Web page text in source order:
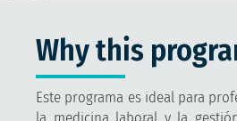
Why this
Este programa es ideal para